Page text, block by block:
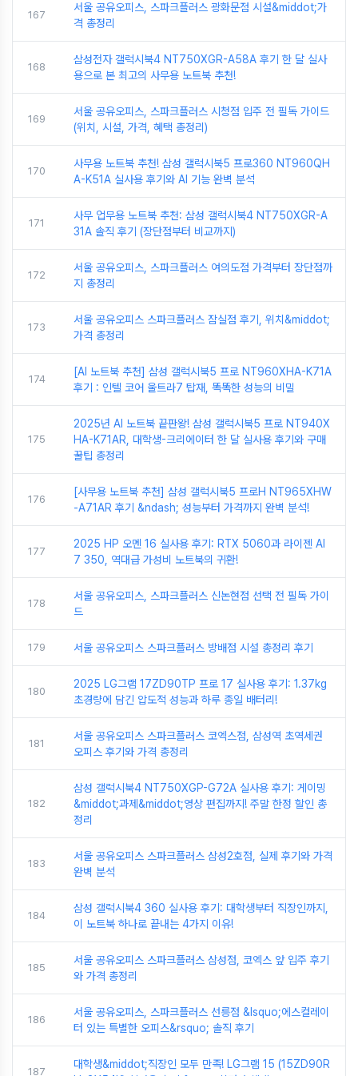
167
서울 공유오피스, 스파크플러스 광화문점 시설&middot;가
격 총정리
168
삼성전자 갤럭시북4 NT750XGR-A58A 후기 한 달 실사
용으로 본 최고의 사무용 노트북 추천!
169
서울 공유오피스, 스파크플러스 시청점 입주 전 필독 가이드
(위치, 시설, 가격, 혜택 총정리)
170
사무용 노트북 추천! 삼성 갤럭시북5 프로360 NT960QH
A-K51A 실사용 후기와 AI 기능 완벽 분석
171
사무 업무용 노트북 추천: 삼성 갤럭시북4 NT750XGR-A
31A 솔직 후기 (장단점부터 비교까지)
172
서울 공유오피스, 스파크플러스 여의도점 가격부터 장단점까
지 총정리
173
서울 공유오피스 스파크플러스 잠실점 후기, 위치&middot;
가격 총정리
174
[AI 노트북 추천] 삼성 갤럭시북5 프로 NT960XHA-K71A
후기 : 인텔 코어 울트라7 탑재, 똑똑한 성능의 비밀
175
2025년 AI 노트북 끝판왕! 삼성 갤럭시북5 프로 NT940X
HA-K71AR, 대학생-크리에이터 한 달 실사용 후기와 구매
꿀팁 총정리
176
[사무용 노트북 추천] 삼성 갤럭시북5 프로H NT965XHW
-A71AR 후기 &ndash; 성능부터 가격까지 완벽 분석!
177
2025 HP 오멘 16 실사용 후기: RTX 5060과 라이젠 AI
7 350, 역대급 가성비 노트북의 귀환!
178
서울 공유오피스, 스파크플러스 신논현점 선택 전 필독 가이
드
179 서울 공유오피스 스파크플러스 방배점 시설 총정리 후기
180
2025 LG그램 17ZD90TP 프로 17 실사용 후기: 1.37kg
초경량에 담긴 압도적 성능과 하루 종일 배터리!
181
서울 공유오피스 스파크플러스 코엑스점, 삼성역 초역세권
오피스 후기와 가격 총정리
182
삼성 갤럭시북4 NT750XGP-G72A 실사용 후기: 게이밍
&middot;과제&middot;영상 편집까지! 주말 한정 할인 총
정리
183
서울 공유오피스 스파크플러스 삼성2호점, 실제 후기와 가격
완벽 분석
184
삼성 갤럭시북4 360 실사용 후기: 대학생부터 직장인까지,
이 노트북 하나로 끝내는 4가지 이유!
185
서울 공유오피스 스파크플러스 삼성점, 코엑스 앞 입주 후기
와 가격 총정리
186
서울 공유오피스, 스파크플러스 선릉점 &lsquo;에스컬레이
터 있는 특별한 오피스&rsquo; 솔직 후기
187
대학생&middot;직장인 모두 만족! LG그램 15 (15ZD90R